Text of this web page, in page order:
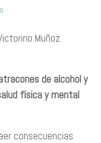
Muñoz.
de alcohol y
física y mental
consecuencias